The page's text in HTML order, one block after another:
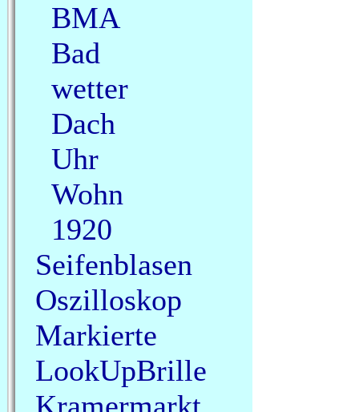
BMA
Bad
wetter
Dach
Uhr
Wohn
1920
Seifenblasen
Oszilloskop
Markierte
LookUpBrille